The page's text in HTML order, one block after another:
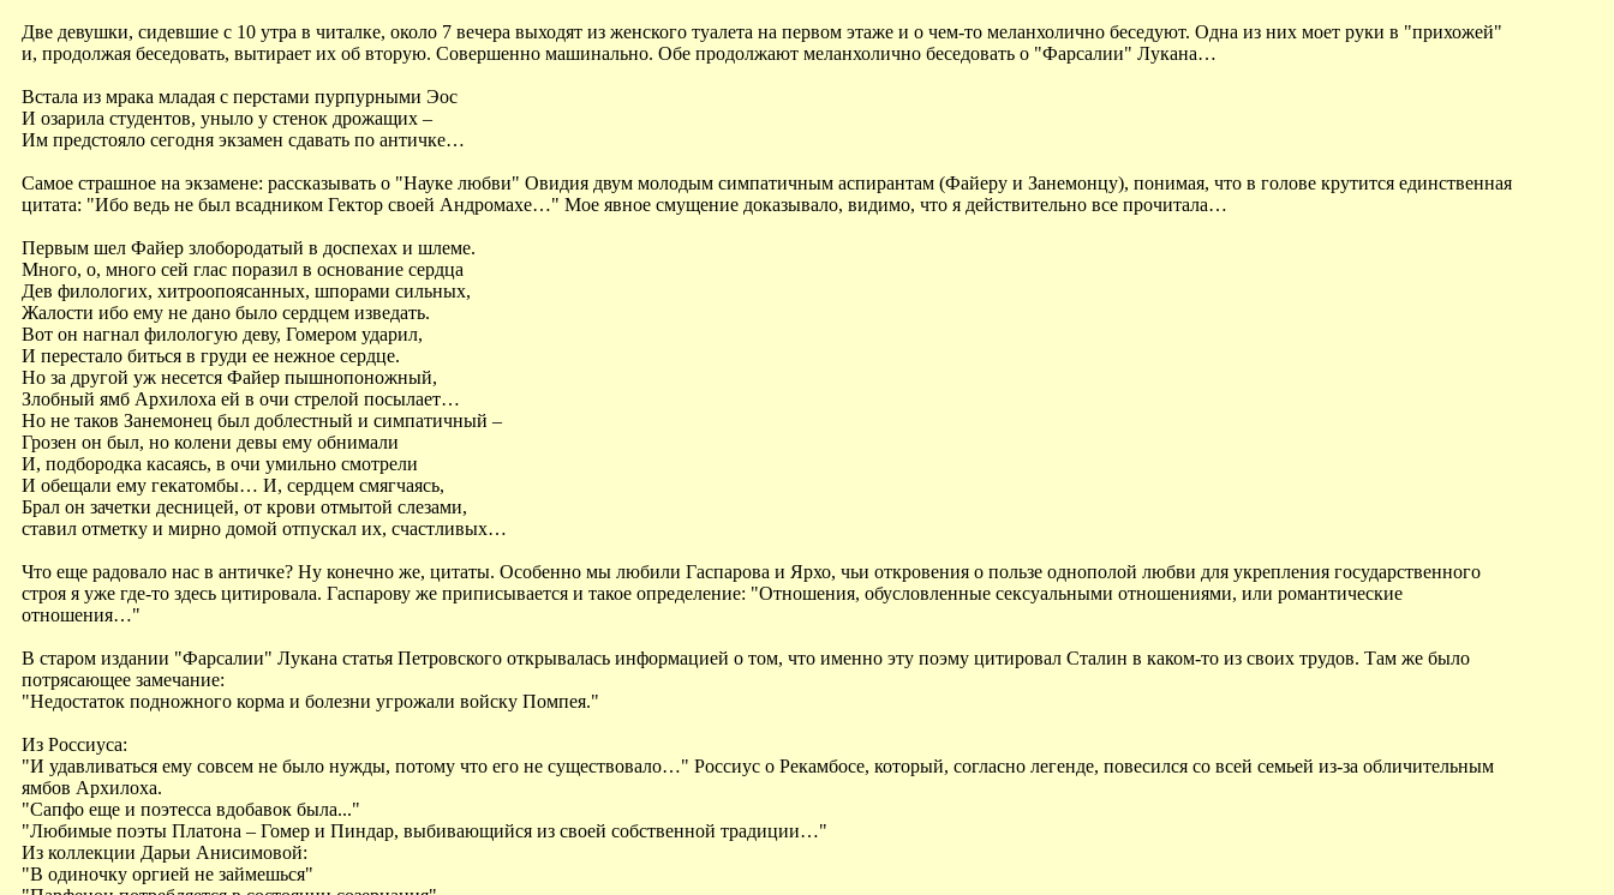
Две девушки, сидевшие с 10 утра в читалке, около 7 вечера выходят из женского туалета на первом этаже и о чем-то меланхолично беседуют. Одна из них моет руки в "прихожей"
и, продолжая беседовать, вытирает их об вторую. Совершенно машинально. Обе продолжают меланхолично беседовать о "Фарсалии" Лукана…
Встала из мрака младая с перстами пурпурными Эос
И озарила студентов, уныло у стенок дрожащих –
Им предстояло сегодня экзамен сдавать по античке…
Самое страшное на экзамене: рассказывать о "Науке любви" Овидия двум молодым симпатичным аспирантам (Файеру и Занемонцу), понимая, что в голове крутится единственная
цитата: "Ибо ведь не был всадником Гектор своей Андромахе…" Мое явное смущение доказывало, видимо, что я действительно все прочитала…
Первым шел Файер злобородатый в доспехах и шлеме.
Много, о, много сей глас поразил в основание сердца
Дев филологих, хитроопоясанных, шпорами сильных,
Жалости ибо ему не дано было сердцем изведать.
Вот он нагнал филологую деву, Гомером ударил,
И перестало биться в груди ее нежное сердце.
Но за другой уж несется Файер пышнопоножный,
Злобный ямб Архилоха ей в очи стрелой посылает…
Но не таков Занемонец был доблестный и симпатичный –
Грозен он был, но колени девы ему обнимали
И, подбородка касаясь, в очи умильно смотрели
И обещали ему гекатомбы… И, сердцем смягчаясь,
Брал он зачетки десницей, от крови отмытой слезами,
ставил отметку и мирно домой отпускал их, счастливых…
Что еще радовало нас в античке? Ну конечно же, цитаты. Особенно мы любили Гаспарова и Ярхо, чьи откровения о пользе однополой любви для укрепления государственного
строя я уже где-то здесь цитировала. Гаспарову же приписывается и такое определение: "Отношения, обусловленные сексуальными отношениями, или романтические
отношения…"
В старом издании "Фарсалии" Лукана статья Петровского открывалась информацией о том, что именно эту поэму цитировал Сталин в каком-то из своих трудов. Там же было
потрясающее замечание:
"Недостаток подножного корма и болезни угрожали войску Помпея."
Из Россиуса:
"И удавливаться ему совсем не было нужды, потому что его не существовало…" Россиус о Рекамбосе, который, согласно легенде, повесился со всей семьей из-за обличительным
ямбов Архилоха.
"Сапфо еще и поэтесса вдобавок была..."
"Любимые поэты Платона – Гомер и Пиндар, выбивающийся из своей собственной традиции…"
Из коллекции Дарьи Анисимовой:
"В одиночку оргией не займешься"